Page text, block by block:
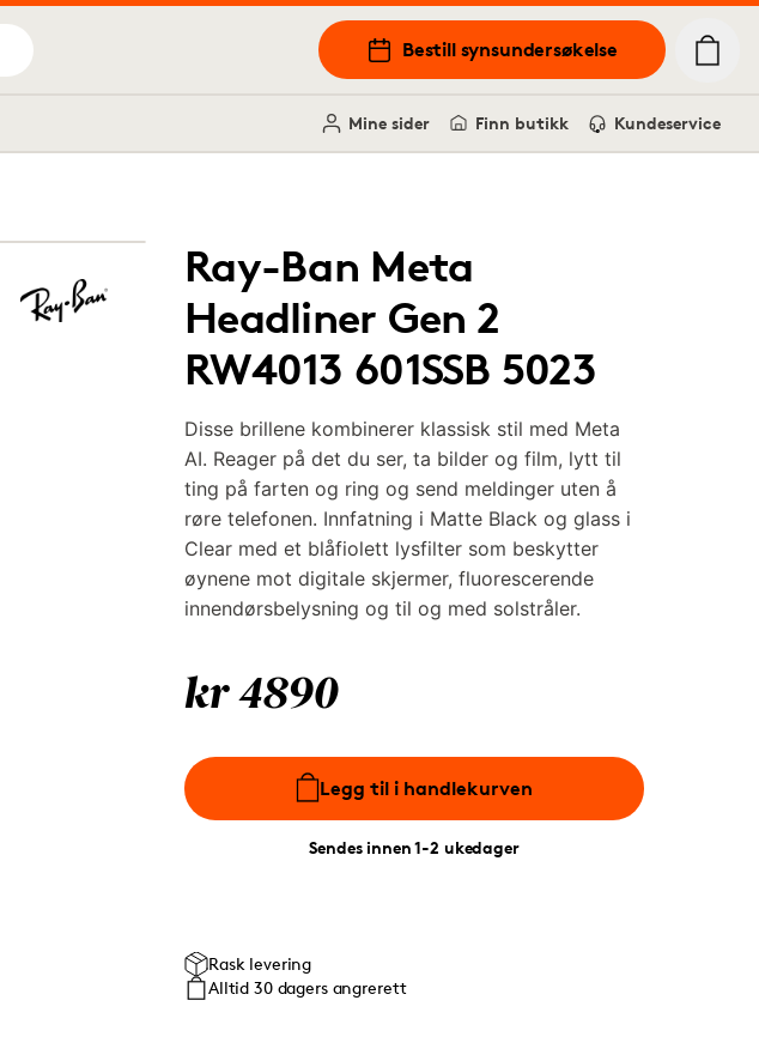
Bestill synsundersøkelse
Mine sider Finn butikk Kundeservice
Ray-Ban Meta
Headliner Gen 2
RW4013 601SSB 5023
Disse brillene kombinerer klassisk stil med Meta
AI. Reager på det du ser, ta bilder og film, lytt til
ting på farten og ring og send meldinger uten å
røre telefonen. Innfatning i Matte Black og glass i
Clear med et blåfiolett lysfilter som beskytter
øynene mot digitale skjermer, fluorescerende
innendørsbelysning og til og med solstråler.
kr 4890
Legg til i handlekurven
Sendes innen 1-2 ukedager
Rask levering
Alltid 30 dagers angrerett